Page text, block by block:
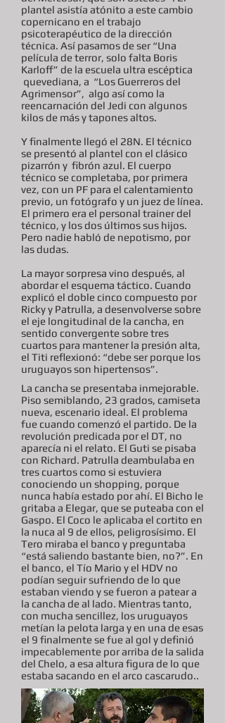
plantel asistía atónito a este cambio
copernicano en el trabajo
psicoterapéutico de la dirección
técnica. Así pasamos de ser “Una
película de terror, solo falta Boris
Karloff” de la escuela ultra escéptica
quevediana, a “Los Guerreros del
Agrimensor”, algo así como la
reencarnación del Jedi con algunos
kilos de más y tapones altos.
Y finalmente llegó el 28N. El técnico
se presentó al plantel con el clásico
pizarrón y fibrón azul. El cuerpo
técnico se completaba, por primera
vez, con un PF para el calentamiento
previo, un fotógrafo y un juez de línea.
El primero era el personal trainer del
técnico, y los dos últimos sus hijos.
Pero nadie habló de nepotismo, por
las dudas.
La mayor sorpresa vino después, al
abordar el esquema táctico. Cuando
explicó el doble cinco compuesto por
Ricky y Patrulla, a desenvolverse sobre
el eje longitudinal de la cancha, en
sentido convergente sobre tres
cuartos para mantener la presión alta,
el Titi reflexionó: “debe ser porque los
uruguayos son hipertensos”.
La cancha se presentaba inmejorable.
Piso semiblando, 23 grados, camiseta
nueva, escenario ideal. El problema
fue cuando comenzó el partido. De la
revolución predicada por el DT, no
aparecía ni el relato. El Guti se pisaba
con Richard. Patrulla deambulaba en
tres cuartos como si estuviera
conociendo un shopping, porque
nunca había estado por ahí. El Bicho le
gritaba a Elegar, que se puteaba con el
Gaspo. El Coco le aplicaba el cortito en
la nuca al 9 de ellos, peligrosísimo. El
Tero miraba el banco y preguntaba
“está saliendo bastante bien, no?”. En
el banco, el Tío Mario y el HDV no
podían seguir sufriendo de lo que
estaban viendo y se fueron a patear a
la cancha de al lado. Mientras tanto,
con mucha sencillez, los uruguayos
metían la pelota larga y en una de esas
el 9 finalmente se fue al gol y definió
impecablemente por arriba de la salida
del Chelo, a esa altura figura de lo que
estaba sacando en el arco cascarudo..